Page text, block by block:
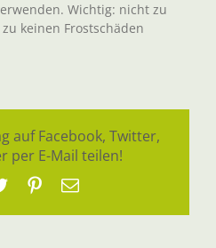
Wichtig: nicht zu
keinen Frostschäden
auf Facebook, Twitter,
per E-Mail teilen!
TwitterPinterest
E-